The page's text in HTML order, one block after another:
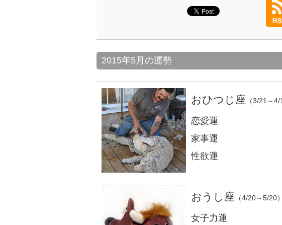
2015年5月の運勢
おひつじ座 （3/21～4/
恋愛運
家事運
性欲運
おうし座 （4/20～5/20）
女子力運